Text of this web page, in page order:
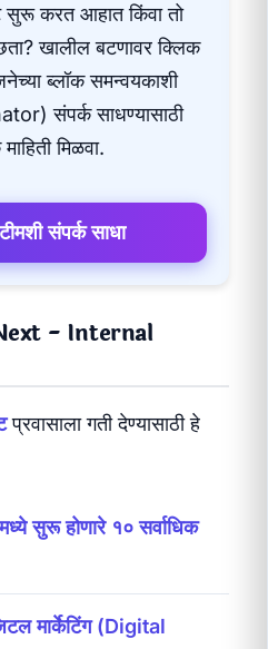
सुरू करत आहात किंवा तो
खालील बटणावर क्लिक
ब्लॉक समन्वयकाशी
संपर्क साधण्यासाठी
मिळवा.
संपर्क साधा
- Internal
प्रवासाला गती देण्यासाठी हे
सुरू होणारे १० सर्वाधिक
मार्केटिंग (Digital